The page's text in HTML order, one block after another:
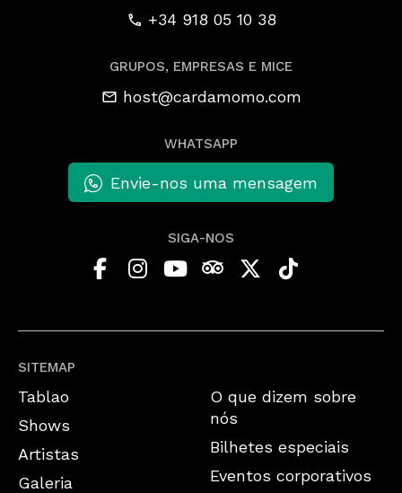
SITEMAP
Tablao
Shows
Artistas
Galeria
O que dizem sobre
nós
Bilhetes especiais
Eventos corporativos
+34 918 05 10 38
GRUPOS, EMPRESAS E MICE
host@cardamomo.com
WHATSAPP
Envie-nos uma mensagem
SIGA-NOS